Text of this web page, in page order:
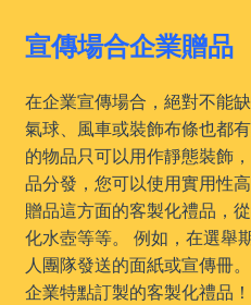
宣傳場合企業贈品
在企業宣傳場合，絕對不能
氣球、風車或裝飾布條也都
的物品只可以用作靜態裝飾
品分發，您可以使用實用性
贈品這方面的客製化禮品，
化水壺等等。 例如，在選舉
人團隊發送的面紙或宣傳冊
企業特點訂製的客製化禮品！